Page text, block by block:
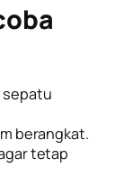
sepatu
berangkat.
tetap